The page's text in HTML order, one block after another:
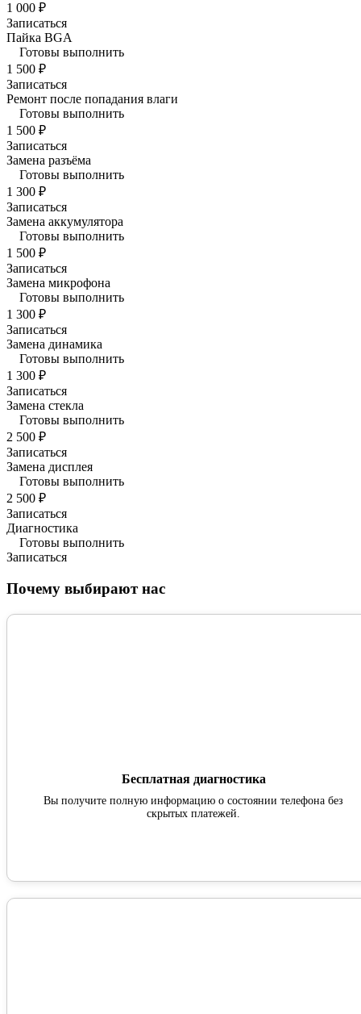
1 000 ₽
Записаться
Пайка BGA
Готовы выполнить
1 500 ₽
Записаться
Ремонт после попадания влаги
Готовы выполнить
1 500 ₽
Записаться
Замена разъёма
Готовы выполнить
1 300 ₽
Записаться
Замена аккумулятора
Готовы выполнить
1 500 ₽
Записаться
Замена микрофона
Готовы выполнить
1 300 ₽
Записаться
Замена динамика
Готовы выполнить
1 300 ₽
Записаться
Замена стекла
Готовы выполнить
2 500 ₽
Записаться
Замена дисплея
Готовы выполнить
2 500 ₽
Записаться
Диагностика
Готовы выполнить
Записаться
Почему выбирают нас
Бесплатная диагностика
Вы получите полную информацию о состоянии телефона без
скрытых платежей.